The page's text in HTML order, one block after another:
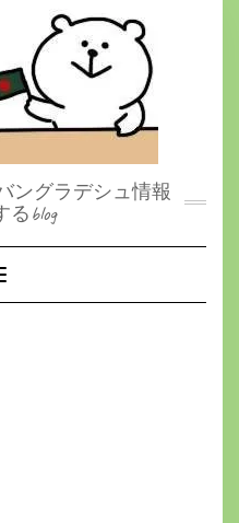
ングラデシュ情報
るblog
Navigation